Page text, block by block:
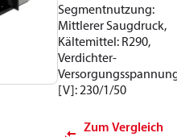
Segmentnutzung:
Mittlerer Saugdruck,
Kältemittel: R290,
Verdichter-
[V]: 230/1/50
Zum Vergleich